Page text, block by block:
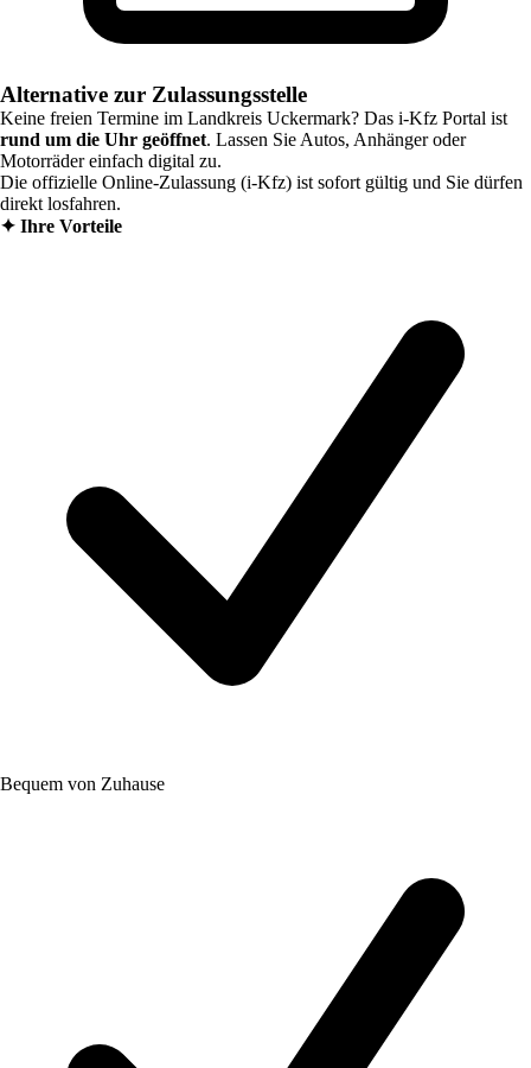
Alternative zur Zulassungsstelle
Keine freien Termine im Landkreis Uckermark? Das i-Kfz Portal ist
rund um die Uhr geöffnet. Lassen Sie Autos, Anhänger oder
Motorräder einfach digital zu.
Die offizielle Online-Zulassung (i-Kfz) ist sofort gültig und Sie dürfen
direkt losfahren.
✦ Ihre Vorteile
Bequem von Zuhause